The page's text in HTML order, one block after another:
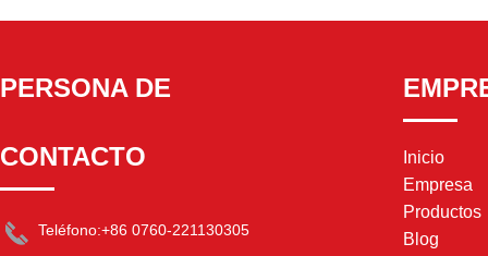
PERSONA DE
CONTACTO
Teléfono:+86 0760-221130305
Inicio
Empresa
Productos
Blog